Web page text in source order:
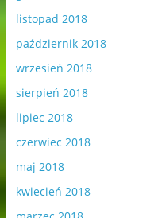
listopad 2018
październik 2018
wrzesień 2018
sierpień 2018
lipiec 2018
czerwiec 2018
maj 2018
kwiecień 2018